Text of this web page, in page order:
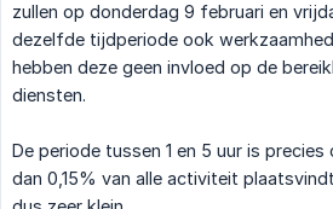
zullen op donderdag 9 februari en
dezelfde tijdperiode ook
hebben deze geen invloed op de
diensten.
De periode tussen 1 en 5 uur is
dan 0,15% van alle activiteit